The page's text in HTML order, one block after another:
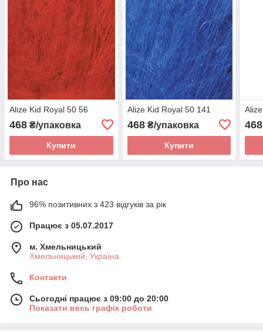
Alize Kid Royal 50 56
468 ₴/упаковка
Купити
Alize Kid Royal 50 141
468₴/упаковка
Купити
468
Про нас
96% позитивних з 423 відгуків за рік
Працює з 05.07.2017
м. Хмельницький
Хмельницький, Україна
Контакти
Сьогодні працює з 09:00 до 20:00
Показати весь графік роботи